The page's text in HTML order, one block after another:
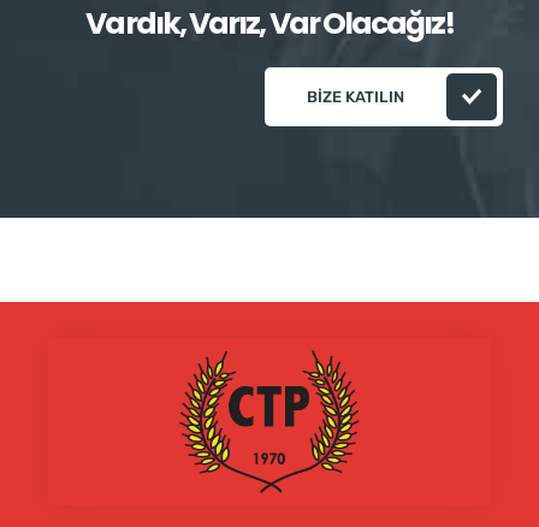
Vardık, Varız, Var Olacağız!
BIZE KATILIN